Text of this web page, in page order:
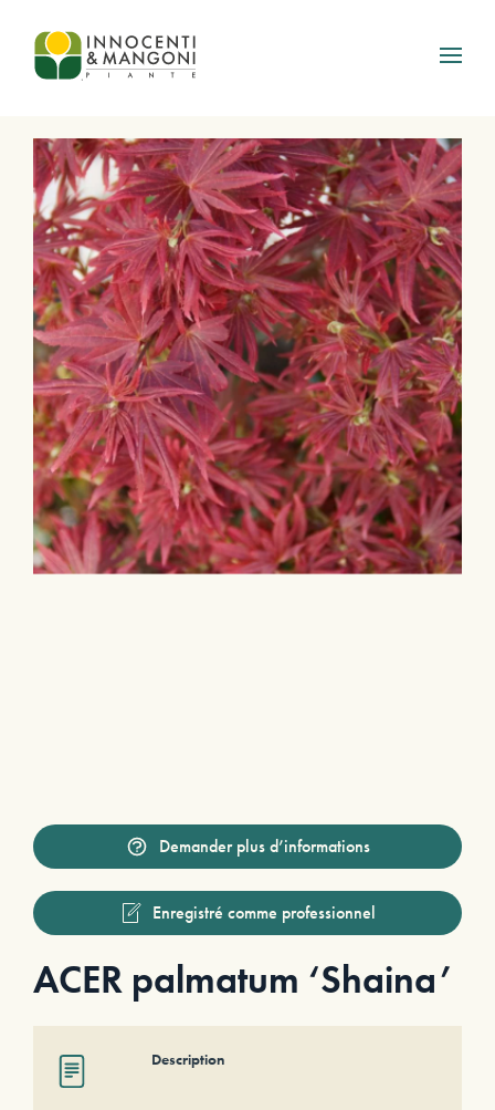
Skip to main content
Demander plus d’informations
Enregistré comme professionnel
ACER palmatum ‘Shaina’
Description